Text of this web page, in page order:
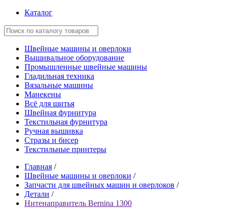
Каталог
Швейные машины и оверлоки
Вышивальное оборудование
Промышленные швейные машины
Гладильная техника
Вязальные машины
Манекены
Всё для шитья
Швейная фурнитура
Текстильная фурнитура
Ручная вышивка
Стразы и бисер
Текстильные принтеры
Главная /
Швейные машины и оверлоки /
Запчасти для швейных машин и оверлоков /
Детали /
Нитенаправитель Bernina 1300